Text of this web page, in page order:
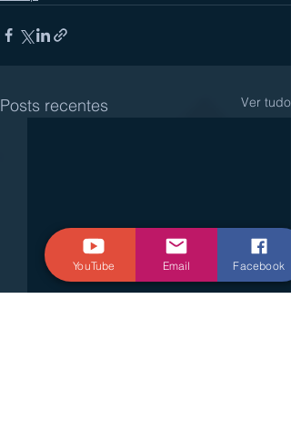
Posts recentes Ver tudo
YouTube Email Facebook